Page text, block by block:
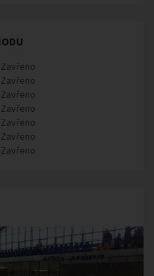
Zavřeno
Zavřeno
Zavřeno
Zavřeno
Zavřeno
Zavřeno
Zavřeno